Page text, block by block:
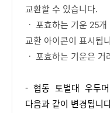
교환할 수 있습니다.
ㆍ 포효하는 기운 25
교환 아이콘이 표시됩
ㆍ 포효하는 기운은
- 협동 토벌대 우두
다음과 같이 변경됩니